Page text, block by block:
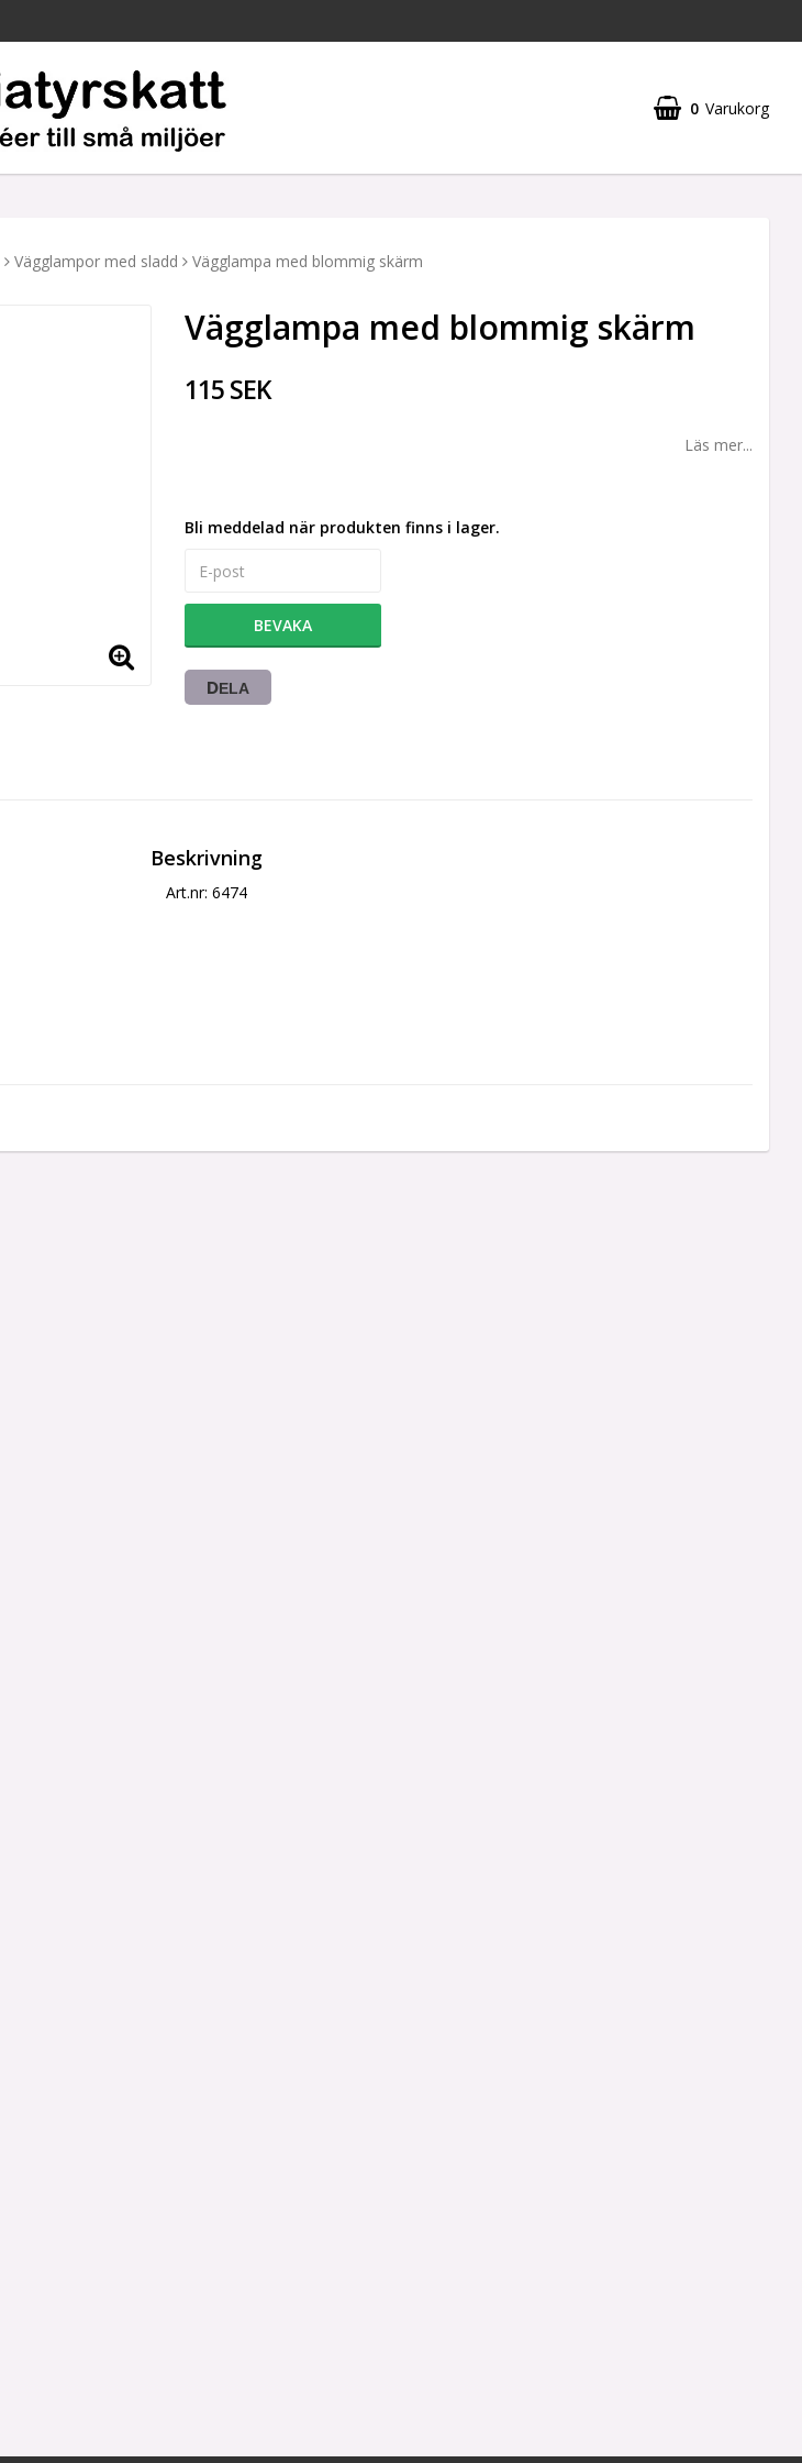
0 Varukorg
Vägglampor med sladd Vägglampa med blommig skärm
Vägglampa med blommig skärm
115 SEK
Läs mer...
Bli meddelad när produkten finns i lager.
BEVAKA
DELA
Beskrivning
Art.nr: 6474